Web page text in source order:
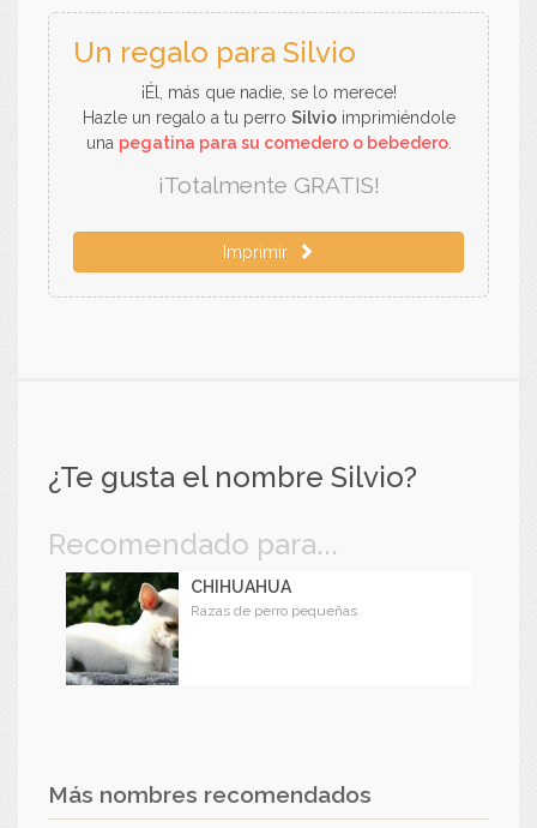
Un regalo para Silvio
¡Él, más que nadie, se lo merece!
Hazle un regalo a tu perro Silvioimprimiéndole
una pegatina para su comedero o bebedero.
¡Totalmente GRATIS!
Imprimir
¿Te gusta el nombre Silvio?
Recomendado para...
CHIHUAHUA
Razas de perro pequeñas
Más nombres recomendados